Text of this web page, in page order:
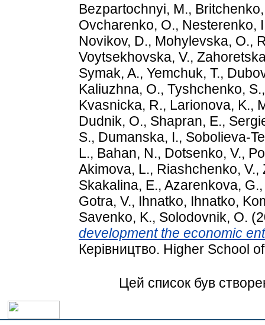
Bezpartochnyi, M.,
Ovcharenko, О., Nesterenko,
Novikov, D., Mohylevska, O.,
Voytsekhovska, V.,
Symak, A., Yemchuk, T.,
Kaliuzhna, O., Tyshchenko, S.
Kvasnicka, R., Larionova, K.,
Dudnik, O., Shapran, E.,
S., Dumanska, I., Sobolieva-
L., Bahan, N., Dotsenko, V.,
Akіmova, L., Riashchenko, V.,
Skakalina, E., Azarenkova, G.
Gotra, V., Ihnatko, Ihnatko,
Savenko, K., Solodovnik, O.
development the economic
Керівництво. Higher School
Цей список був